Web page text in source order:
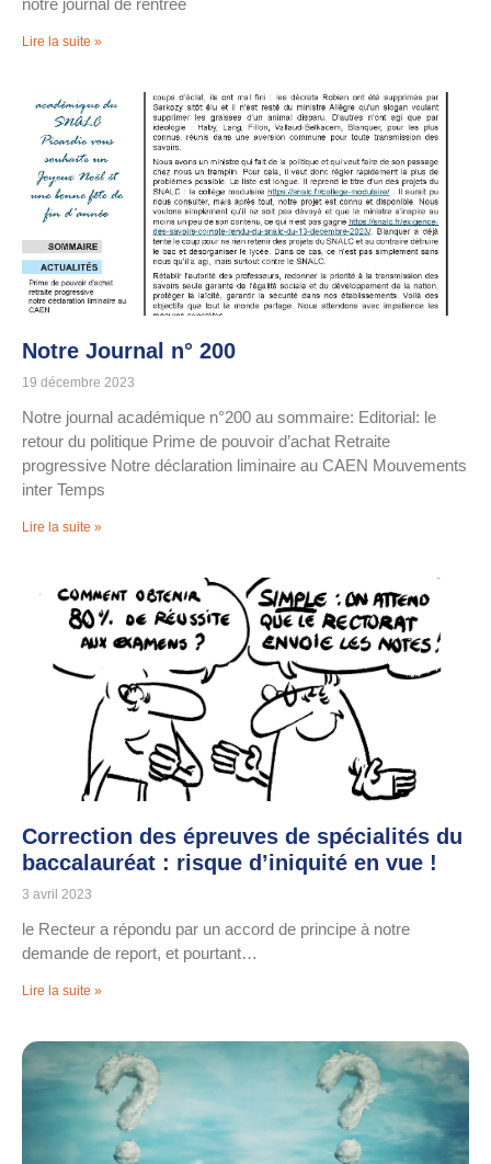
notre journal de rentrée
Lire la suite »
Notre Journal n° 200
19 décembre 2023
Notre journal académique n°200 au sommaire: Editorial: le
retour du politique Prime de pouvoir d’achat Retraite
progressive Notre déclaration liminaire au CAEN Mouvements
inter Temps
Lire la suite »
Correction des épreuves de spécialités du
baccalauréat : risque d’iniquité en vue !
3 avril 2023
le Recteur a répondu par un accord de principe à notre
demande de report, et pourtant…
Lire la suite »